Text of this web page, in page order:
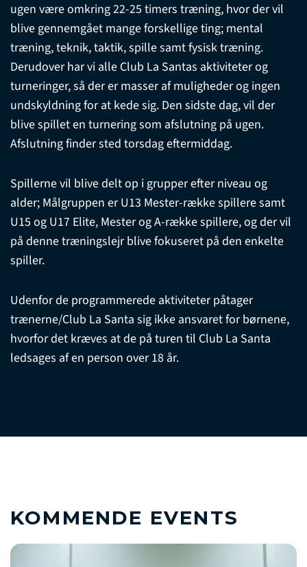
ugen være omkring 22-25 timers træning, hvor der vil
blive gennemgået mange forskellige ting; mental
træning, teknik, taktik, spille samt fysisk træning.
Derudover har vi alle Club La Santas aktiviteter og
turneringer, så der er masser af muligheder og ingen
undskyldning for at kede sig. Den sidste dag, vil der
blive spillet en turnering som afslutning på ugen.
Afslutning finder sted torsdag eftermiddag.
Spillerne vil blive delt op i grupper efter niveau og
alder; Målgruppen er U13 Mester-række spillere samt
U15 og U17 Elite, Mester og A-række spillere, og der vil
på denne træningslejr blive fokuseret på den enkelte
spiller.
Udenfor de programmerede aktiviteter påtager
trænerne/Club La Santa sig ikke ansvaret for børnene,
hvorfor det kræves at de på turen til Club La Santa
ledsages af en person over 18 år.
KOMMENDE EVENTS